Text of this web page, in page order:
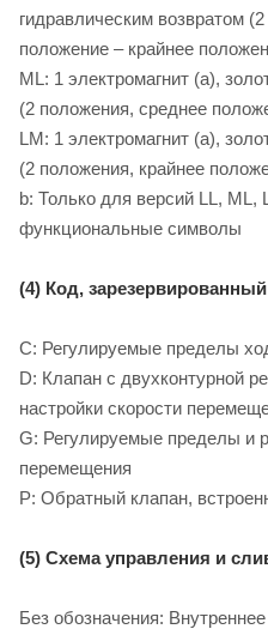
гидравлическим возвратом
положение – крайнее
ML: 1 электромагнит (a),
(2 положения, среднее
LM: 1 электромагнит (a),
(2 положения, крайнее
b: Только для версий LL, ML,
функциональные символы
(4) Код,
C: Регулируемые пределы
D: Клапан с двухконтурной
настройки скорости
G: Регулируемые пределы и
перемещения
P: Обратный клапан,
(5) Схема управления и
Без обозначения: